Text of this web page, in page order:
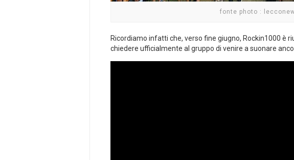
fonte photo :
Ricordiamo infatti che, verso fine giugno, Rockin1000 è
chiedere ufficialmente al gruppo di venire a suonare